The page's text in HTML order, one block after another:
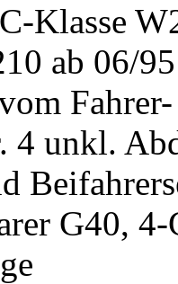
Klasse
ab 06/
4 unkl.
G40,